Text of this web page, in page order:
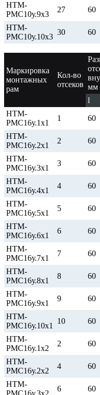
НТМ-
РМС10у.9х3
27 60
НТМ-
РМС10у.10х3
30 60
Маркировка
монтажных
рам
Кол-во
отсеков мм
l
НТМ-
РМС16у.1х1
1 60
НТМ-
РМС16у.2х1
2 60
НТМ-
РМС16у.3х1
3 60
НТМ-
РМС16у.4х1
4 60
НТМ-
РМС16у.5х1
5 60
НТМ-
РМС16у.6х1
6 60
НТМ-
РМС16у.7х1
7 60
НТМ-
РМС16у.8х1
8 60
НТМ-
РМС16у.9х1
9 60
НТМ-
РМС16у.10х1
10 60
НТМ-
РМС16у.1х2
2 60
НТМ-
РМС16у.2х2
4 60
НТМ-
6 60